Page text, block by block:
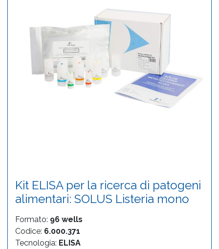
Kit ELISA per la ricerca di patogeni
alimentari: SOLUS Listeria mono
Formato: 96 wells
Codice: 6.000.371
Tecnologia: ELISA